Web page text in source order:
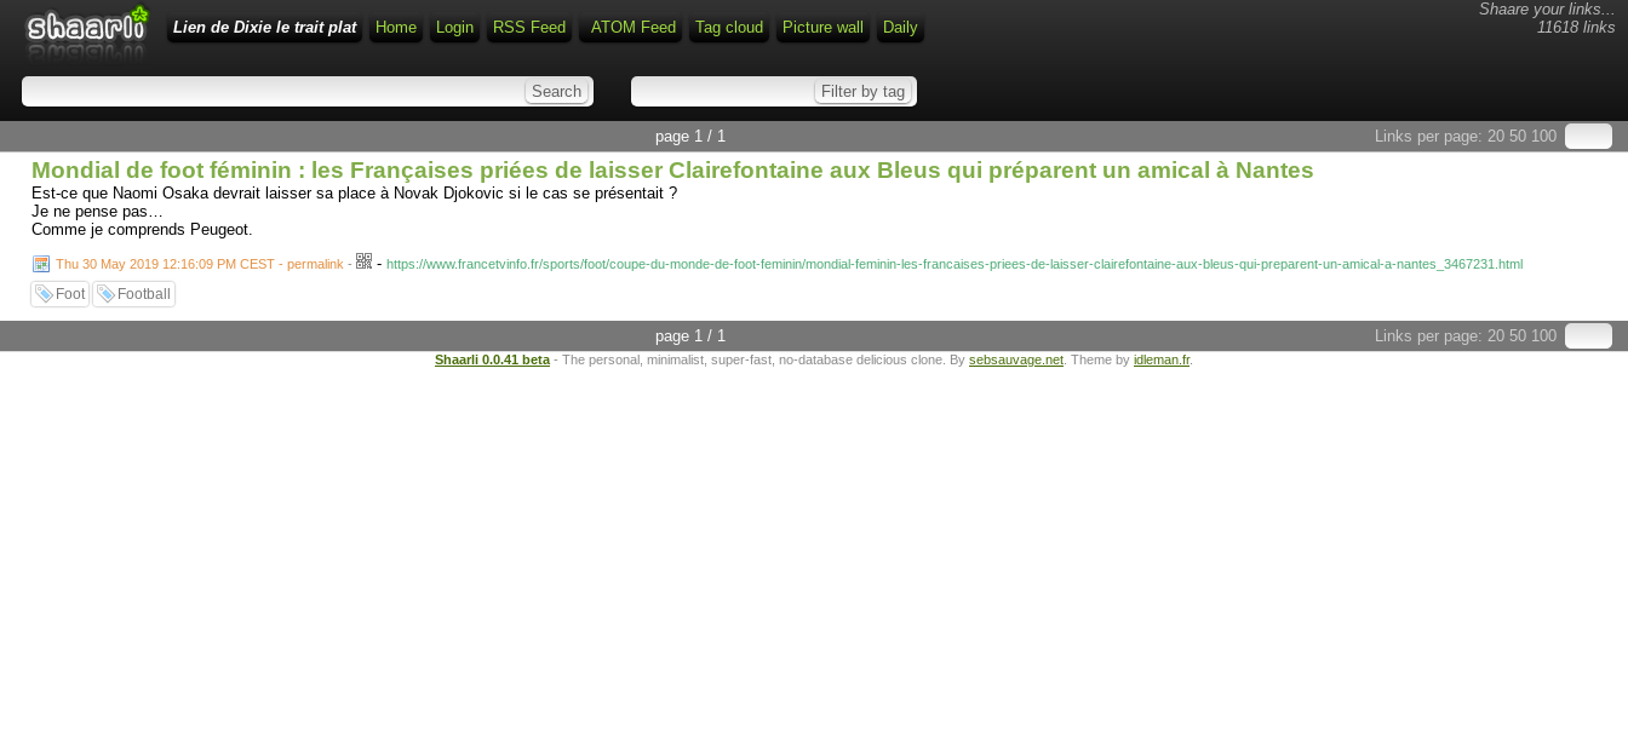
Shaare your links...
11618 links
Lien de Dixie le trait plat Home Login RSS Feed ATOM Feed Tag cloud Picture wall Daily
Links per page: 20 50 100
page 1 / 1
Mondial de foot féminin : les Françaises priées de laisser Clairefontaine aux Bleus qui préparent un amical à Nantes
Est-ce que Naomi Osaka devrait laisser sa place à Novak Djokovic si le cas se présentait ?
Je ne pense pas…
Comme je comprends Peugeot.
Thu 30 May 2019 12:16:09 PM CEST - permalink - - https://www.francetvinfo.fr/sports/foot/coupe-du-monde-de-foot-feminin/mondial-feminin-les-francaises-priees-de-laisser-clairefontaine-aux-bleus-qui-preparent-un-amical-a-nantes_3467231.html
Foot Football
Links per page: 20 50 100
page 1 / 1
Shaarli 0.0.41 beta - The personal, minimalist, super-fast, no-database delicious clone. By sebsauvage.net . Theme by idleman.fr.